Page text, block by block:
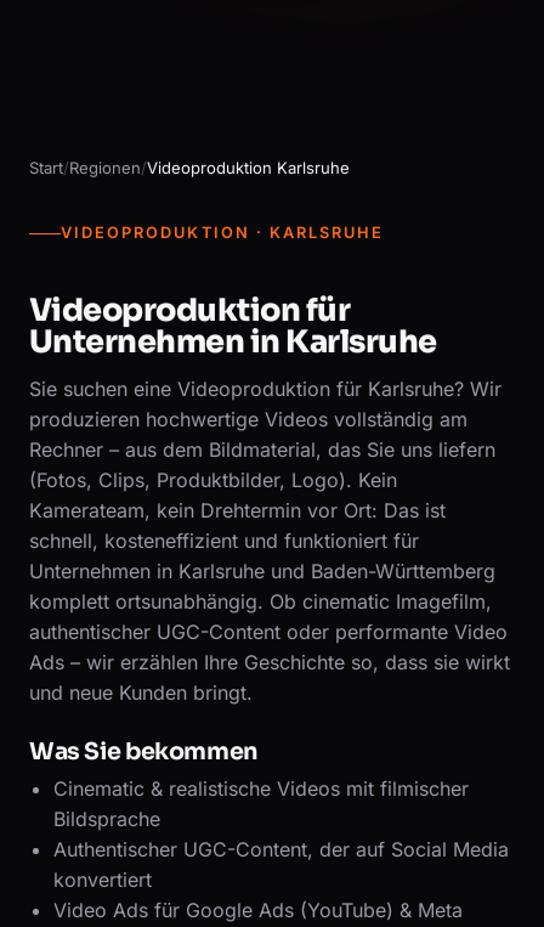
Start/Regionen/Videoproduktion Karlsruhe
VIDEOPRODUKTION · KARLSRUHE
Videoproduktion für
Unternehmen in Karlsruhe
Sie suchen eine Videoproduktion für Karlsruhe? Wir
produzieren hochwertige Videos vollständig am
Rechner – aus dem Bildmaterial, das Sie uns liefern
(Fotos, Clips, Produktbilder, Logo). Kein
Kamerateam, kein Drehtermin vor Ort: Das ist
schnell, kosteneffizient und funktioniert für
Unternehmen in Karlsruhe und Baden-Württemberg
komplett ortsunabhängig. Ob cinematic Imagefilm,
authentischer UGC-Content oder performante Video
Ads – wir erzählen Ihre Geschichte so, dass sie wirkt
und neue Kunden bringt.
Was Sie bekommen
Cinematic & realistische Videos mit filmischer
Bildsprache
Authentischer UGC-Content, der auf Social Media
konvertiert
Video Ads für Google Ads (YouTube) & Meta